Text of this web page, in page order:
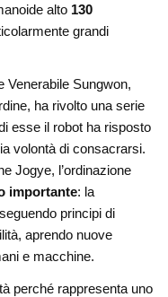
alto 130
grandi
Venerabile Sungwon,
ha rivolto una serie
esse il robot ha risposto
volontà di consacrarsi.
Jogye, l’ordinazione
importante: la
principi di
aprendo nuove
e macchine.
perché rappresenta uno